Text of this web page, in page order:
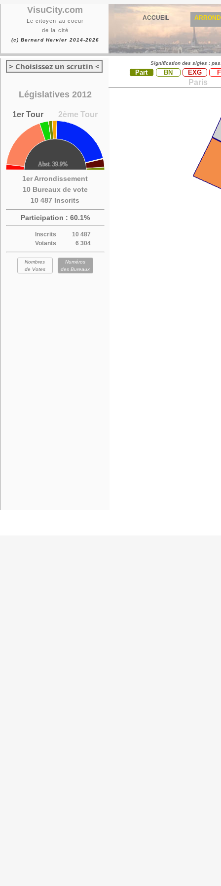
VisuCity.com
Le citoyen au coeur
de la cité
(c) Bernard Hervier 2014-2026
ACCUEIL
> Choisissez un scrutin <
Législatives 2012
1er Tour 2ème Tour
1er Arrondissement
10 Bureaux de vote
10 487 Inscrits
Participation : 60.1%
Inscrits
10 487
Votants
6 304
Nombres
de Votes
Numéros
des Bureaux
Signification des sigles :
Part BN EXG
Paris